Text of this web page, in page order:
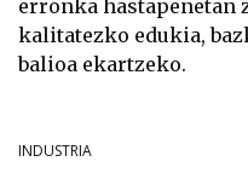
erronka hastapenetan
kalitatezko edukia,
balioa ekartzeko.
INDUSTRIA